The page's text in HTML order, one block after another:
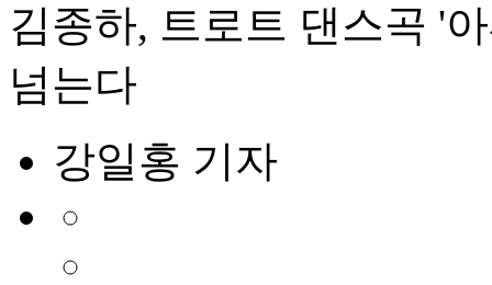
김종하, 트로트 댄스곡 '
넘는다
강일홍 기자